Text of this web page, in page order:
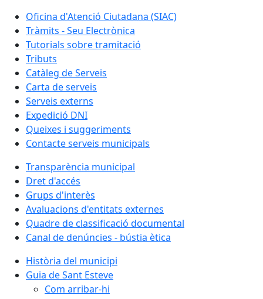
Oficina d'Atenció Ciutadana (SIAC)
Tràmits - Seu Electrònica
Tutorials sobre tramitació
Tributs
Catàleg de Serveis
Carta de serveis
Serveis externs
Expedició DNI
Queixes i suggeriments
Contacte serveis municipals
Transparència municipal
Dret d'accés
Grups d'interès
Avaluacions d'entitats externes
Quadre de classificació documental
Canal de denúncies - bústia ètica
Història del municipi
Guia de Sant Esteve
Com arribar-hi